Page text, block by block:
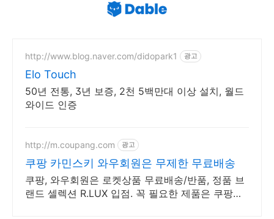
http://www.blog.naver.com/didopark1 광고
Elo Touch
50년 전통, 3년 보증, 2천 5백만대 이상 설치, 월드
와이드 인증
http://m.coupang.com 광고
쿠팡 카민스키 와우회원은 무제한 무료배송
쿠팡, 와우회원은 로켓상품 무료배송/반품, 정품 브
랜드 셀렉션 R.LUX 입점. 꼭 필요한 제품은 쿠팡에